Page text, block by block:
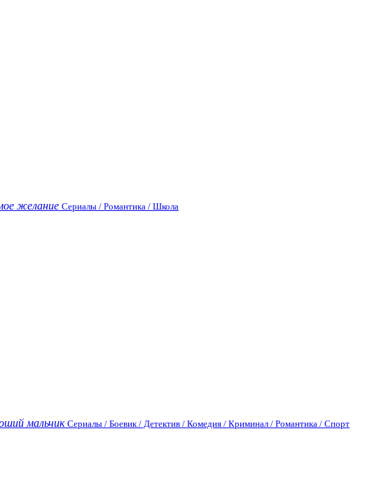
желание Сериалы / Романтика / Школа
мальчик Сериалы / Боевик / Детектив / Комедия / Криминал / Романтика / Спорт